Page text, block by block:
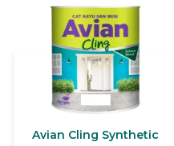
digunakan di segala
permukaan tembok,
beton, batako, plafon
berbahan dasar asbes,
papan, mortar, dan lain-
lain.
Avian Cling Synthetic